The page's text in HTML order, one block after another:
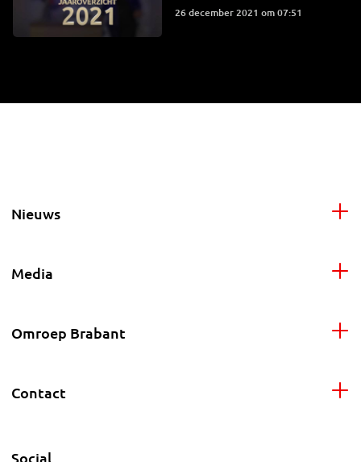
26 december 2021 om 07:51
Nieuws
Media
Omroep Brabant
Contact
Social